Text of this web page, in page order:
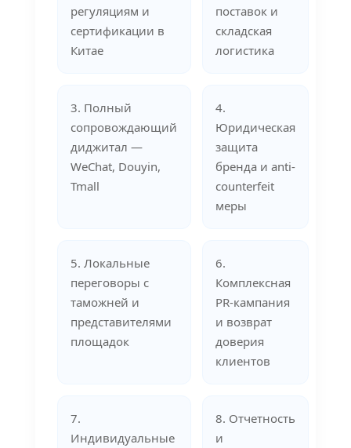
регуляциям и
сертификации в
Китае
поставок и
складская
логистика
3. Полный
сопровождающий
диджитал —
WeChat, Douyin,
Tmall
4.
Юридическая
защита
бренда и anti-
counterfeit
меры
5. Локальные
переговоры с
таможней и
представителями
площадок
6.
Комплексная
PR-кампания
и возврат
доверия
клиентов
7.
Индивидуальные
8. Отчетность
и